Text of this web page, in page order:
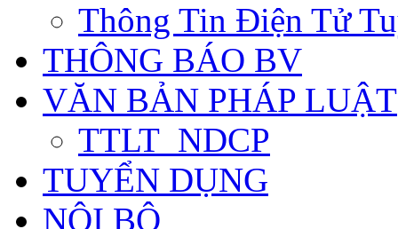
Thông Tin Điện Tử
THÔNG BÁO BV
VĂN BẢN PHÁP LUẬT
TTLT_NDCP
TUYỂN DỤNG
NỘI BỘ